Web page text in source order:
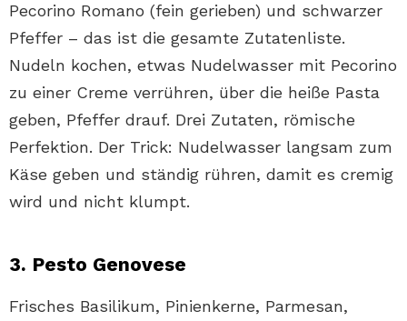
Pecorino Romano (fein gerieben) und schwarzer
Pfeffer – das ist die gesamte Zutatenliste.
Nudeln kochen, etwas Nudelwasser mit Pecorino
zu einer Creme verrühren, über die heiße Pasta
geben, Pfeffer drauf. Drei Zutaten, römische
Perfektion. Der Trick: Nudelwasser langsam zum
Käse geben und ständig rühren, damit es cremig
wird und nicht klumpt.
3. Pesto Genovese
Frisches Basilikum, Pinienkerne, Parmesan,